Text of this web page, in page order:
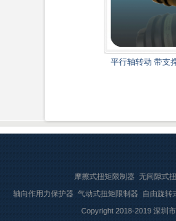
平行轴转动 带支
摩擦式扭矩限制器 无间隙式
轴向作用力保护器 气动式扭矩限制器 自由旋转
Copyright 2018-2019 深圳